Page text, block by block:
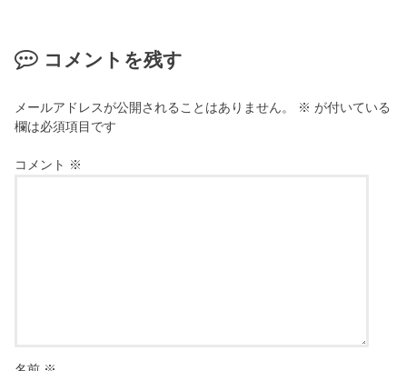
コメントを残す
メールアドレスが公開されることはありません。 ※ が付いている
欄は必須項目です
コメント ※